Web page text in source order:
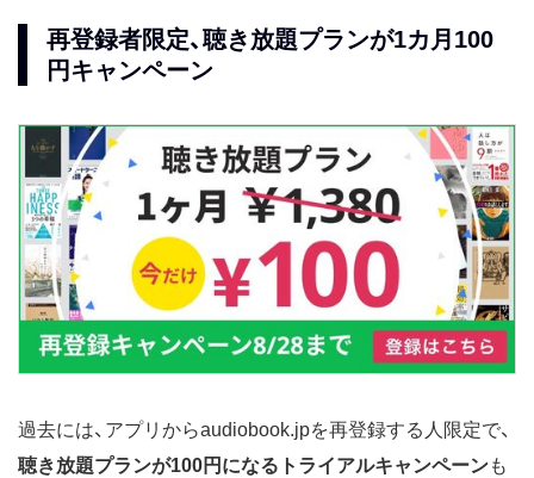
再登録者限定、聴き放題プランが1カ月100
円キャンペーン
過去には、アプリからaudiobook.jpを再登録する人限定で、
聴き放題プランが100円になるトライアルキャンペーンも